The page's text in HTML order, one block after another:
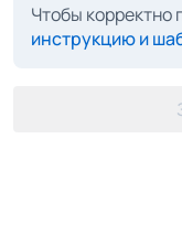
Чтобы корректно
инструкцию и